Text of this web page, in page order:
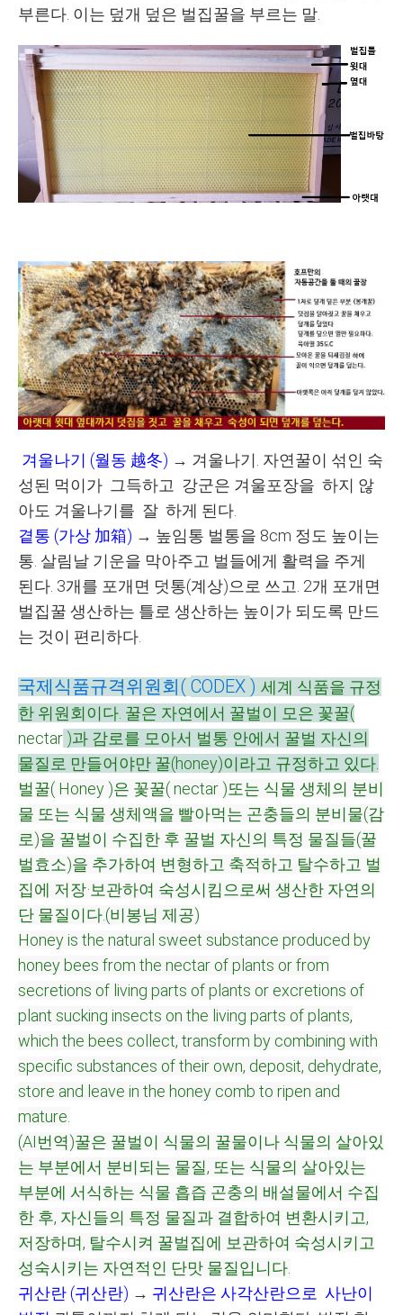
부른다. 이는 덮개 덮은 벌집꿀을 부르는 말.
겨울나기 (월동 越冬) → 겨울나기. 자연꿀이 섞인 숙
성된 먹이가 그득하고 강군은 겨울포장을 하지 않
아도 겨울나기를 잘 하게 된다.
곁통 (가상 加箱) → 높임통 벌통을 8cm 정도 높이는
통 살림날 기운을 막아주고 벌들에게 활력을 주게
된다 . 3개를 포개면 덧통(계상)으로 쓰고 . 2개 포개면
벌집꿀 생산하는 틀로 생산하는 높이가 되도록 만드
는 것이 편리하다
국제식품규격위원회( CODEX ) 세계 식품을 규정
한 위원회이다. 꿀은 자연에서 꿀벌이 모은 꽃꿀(
nectar )과 감로를 모아서 벌통 안에서 꿀벌 자신의
물질로 만들어야만 꿀(honey)이라고 규정하고 있다.
벌꿀( Honey )은 꽃꿀(nectar )또는 식물 생체의 분비
물 또는 식물 생체액을 빨아먹는 곤충들의 분비물(감
로)을 꿀벌이 수집한 후 꿀벌 자신의 특정 물질들(꿀
벌효소)을 추가하여 변형하고 축적하고 탈수하고 벌
집에 저장·보관하여 숙성시킴으로써 생산한 자연의
단 물질이다.(비봉님 제공)
Honey is the natural sweet substance produced by
honey bees from the nectar of plants or from
secretions of living parts of plants or excretions of
plant sucking insects on the living parts of plants,
which the bees collect, transform by combining with
specific substances of their own, deposit, dehydrate,
store and leave in the honey comb to ripen and
mature.
(AI번역)꿀은 꿀벌이 식물의 꿀물이나 식물의 살아있
는 부분에서 분비되는 물질, 또는 식물의 살아있는
부분에 서식하는 식물 흡즙 곤충의 배설물에서 수집
한 후, 자신들의 특정 물질과 결합하여 변환시키고,
저장하며, 탈수시켜 꿀벌집에 보관하여 숙성시키고
성숙시키는 자연적인 단맛 물질입니다.
귀산란 (귀산란) → 귀산란은 사각산란으로 사난이